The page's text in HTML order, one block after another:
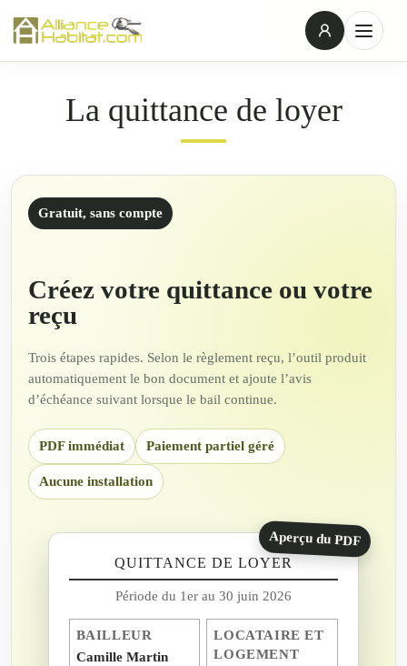
La quittance de loyer
Gratuit, sans compte
Créez votre quittance ou votre
reçu
Trois étapes rapides. Selon le règlement reçu, l’outil produit
automatiquement le bon document et ajoute l’avis
d’échéance suivant lorsque le bail continue.
PDF immédiat Paiement partiel géré
Aucune installation
Aperçu du PDF
QUITTANCE DE LOYER
Période du 1er au 30 juin 2026
BAILLEUR
Camille Martin
LOCATAIRE ET
LOGEMENT